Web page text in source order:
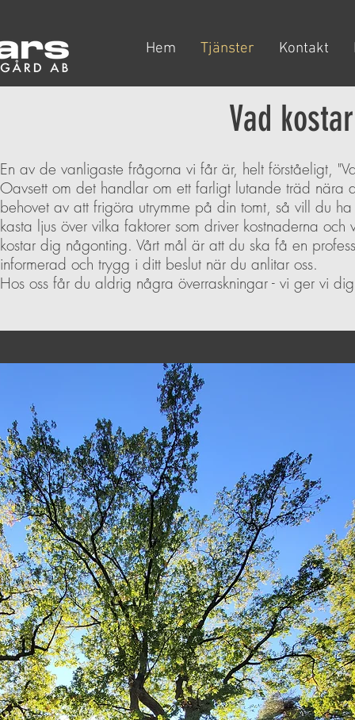
Hem Tjänster Kontakt
Vad
En av de vanligaste frågorna vi får är, helt förståeligt,
Oavsett om det handlar om ett farligt lutande träd nära
behovet av att frigöra utrymme på din tomt, så vill du
kasta ljus över vilka faktorer som driver kostnaderna
kostar dig någonting. Vårt mål är att du ska få en
informerad och trygg i ditt beslut när du anlitar oss.
Hos oss får du aldrig några överraskningar - vi ger vi